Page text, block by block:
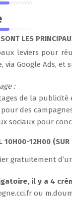
LES
leviers pour
via Google Ads,
:
de la publicité
pour des
sociaux pour
10H00-12H00 (SUR
gratuitement
il y a 4
ou